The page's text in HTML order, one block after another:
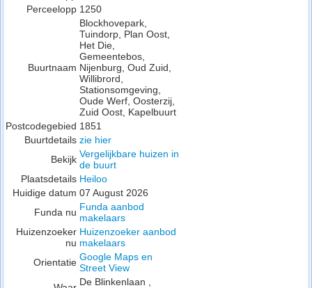
Perceelopp 1250
Buurtnaam
Blockhovepark,
Tuindorp, Plan Oost,
Het Die,
Gemeentebos,
Nijenburg, Oud Zuid,
Willibrord,
Stationsomgeving,
Oude Werf, Oosterzij,
Zuid Oost, Kapelbuurt
Postcodegebied 1851
Buurtdetails zie hier
Bekijk Vergelijkbare huizen in
de buurt
Plaatsdetails Heiloo
Huidige datum 07 August 2026
Funda nu Funda aanbod
makelaars
Huizenzoeker
nu
Huizenzoeker aanbod
makelaars
Orientatie Google Maps en
Street View
De Blinkenlaan ,